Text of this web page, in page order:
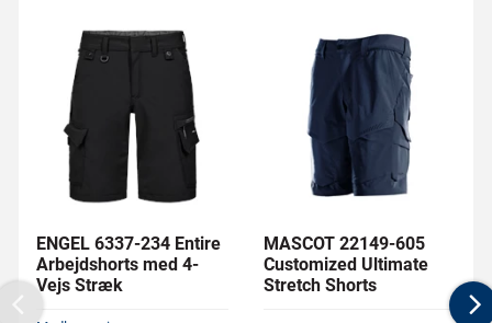
ENGEL 6337-234 Entire
Arbejdshorts med 4-
Vejs Stræk
MASCOT 22149-605
Customized Ultimate
Stretch Shorts